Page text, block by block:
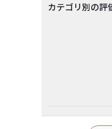
カテゴリ別の評